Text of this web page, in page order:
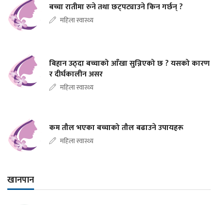
बच्चा रातीमा रुने तथा छट्पट्याउने किन गर्छन् ?
महिला स्वास्थ्य
बिहान उठ्दा बच्चाको आँखा सुन्निएको छ ? यसको कारण
र दीर्घकालीन असर
महिला स्वास्थ्य
कम तौल भएका बच्चाको तौल बढाउने उपायहरू
महिला स्वास्थ्य
खानपान